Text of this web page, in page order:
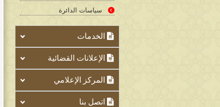
سياسات الدائرة​​​​
الخدمات
الإعلانات القضائية
المركز الإعلامي
اتصل بنا